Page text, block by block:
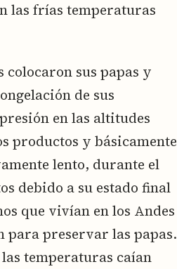
las frías temperaturas
colocaron sus papas y
de sus
en las altitudes
productos y básicamente
lento, durante el
debido a su estado final
que vivían en los Andes
preservar las papas.
temperaturas caían